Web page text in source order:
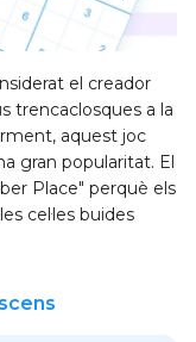
el creador
trencaclosques a la
aquest joc
gran popularitat. El
Place" perquè els
cel·les buides